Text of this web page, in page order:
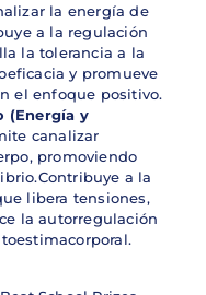
la energía de
a la regulación
la tolerancia a la
y promueve
el enfoque positivo.
(Energía y
canalizar
promoviendo
a la
libera tensiones,
la autorregulación